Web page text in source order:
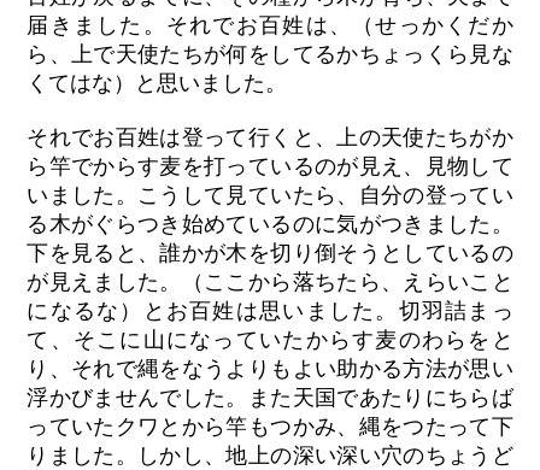
届きました。それでお百姓は、（せっかくだか
ら、上で天使たちが何をしてるかちょっくら見な
くてはな）と思いました。
それでお百姓は登って行くと、上の天使たちがか
ら竿でからす麦を打っているのが見え、見物して
いました。こうして見ていたら、自分の登ってい
る木がぐらつき始めているのに気がつきました。
下を見ると、誰かが木を切り倒そうとしているの
が見えました。（ここから落ちたら、えらいこと
になるな）とお百姓は思いました。切羽詰まっ
て、そこに山になっていたからす麦のわらをと
り、それで縄をなうよりもよい助かる方法が思い
浮かびませんでした。また天国であたりにちらば
っていたクワとから竿もつかみ、縄をつたって下
りました。しかし、地上の深い深い穴のちょうど